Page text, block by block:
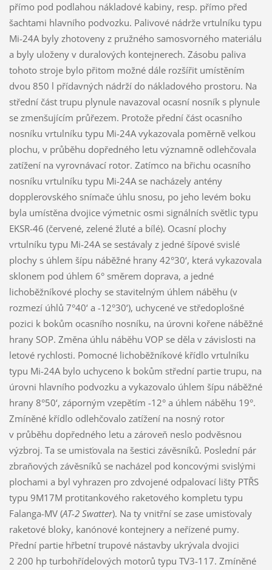
přímo pod podlahou nákladové kabiny, resp. přímo před
šachtami hlavního podvozku. Palivové nádrže vrtulníku typu
Mi-24A byly zhotoveny z pružného samosvorného materiálu
a byly uloženy v duralových kontejnerech. Zásobu paliva
tohoto stroje bylo přitom možné dále rozšířit umístěním
dvou 850 l přídavných nádrží do nákladového prostoru. Na
střední část trupu plynule navazoval ocasní nosník s plynule
se zmenšujícím průřezem. Protože přední část ocasního
nosníku vrtulníku typu Mi-24A vykazovala poměrně velkou
plochu, v průběhu dopředného letu významně odlehčovala
zatížení na vyrovnávací rotor. Zatímco na břichu ocasního
nosníku vrtulníku typu Mi-24A se nacházely antény
dopplerovského snímače úhlu snosu, po jeho levém boku
byla umístěna dvojice výmetnic osmi signálních světlic typu
EKSR-46 (červené, zelené žluté a bílé). Ocasní plochy
vrtulníku typu Mi-24A se sestávaly z jedné šípové svislé
plochy s úhlem šípu náběžné hrany 42°30‘, která vykazovala
sklonem pod úhlem 6° směrem doprava, a jedné
lichoběžníkové plochy se stavitelným úhlem náběhu (v
rozmezí úhlů 7°40‘ a -12°30‘), uchycené ve středoplošné
pozici k bokům ocasního nosníku, na úrovni kořene náběžné
hrany SOP. Změna úhlu náběhu VOP se děla v závislosti na
letové rychlosti. Pomocné lichoběžníkové křídlo vrtulníku
typu Mi-24A bylo uchyceno k bokům střední partie trupu, na
úrovni hlavního podvozku a vykazovalo úhlem šípu náběžné
hrany 8°50‘, záporným vzepětím -12° a úhlem náběhu 19°.
Zmíněné křídlo odlehčovalo zatížení na nosný rotor
v průběhu dopředného letu a zároveň neslo podvěsnou
výzbroj. Ta se umisťovala na šestici závěsníků. Poslední pár
zbraňových závěsníků se nacházel pod koncovými svislými
plochami a byl vyhrazen pro zdvojené odpalovací lišty PTŘS
typu 9M17M protitankového raketového kompletu typu
Falanga-MV (AT-2 Swatter). Na ty vnitřní se zase umisťovaly
raketové bloky, kanónové kontejnery a neřízené pumy.
Přední partie hřbetní trupové nástavby ukrývala dvojici
2 200 hp turbohřídelových motorů typu TV3-117. Zmíněné